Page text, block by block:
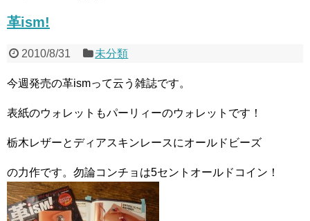
革ism!
2010/8/31 未分類
今週発売の革ismって云う雑誌です。
表紙のウォレットもパーリィーのウォレットです！
栃木レザーとディアスキンレースにオールドビーズ
の力作です。勿論コンチョは5セントオールドコイン！